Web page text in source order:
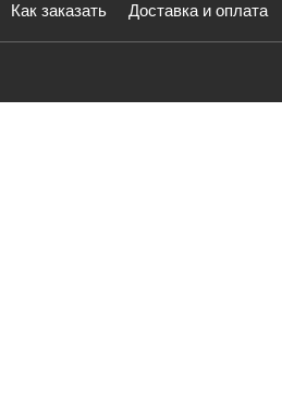
Как заказать Доставка и оплата